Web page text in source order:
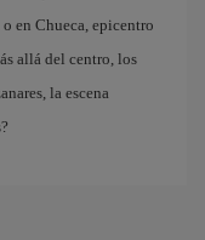
en Chueca, epicentro
allá del centro, los
la escena